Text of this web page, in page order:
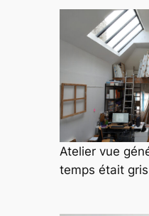
Atelier vue
temps était gris